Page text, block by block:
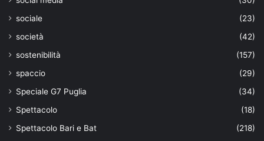
sociale
(23)
società
(42)
sostenibilità
(157)
spaccio
(29)
Speciale G7 Puglia
(34)
Spettacolo
(18)
Spettacolo Bari e Bat
(218)